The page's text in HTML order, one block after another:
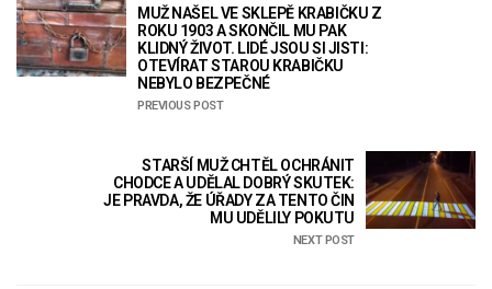
MUŽ NAŠEL VE SKLEPĚ KRABIČKU Z
ROKU 1903 A SKONČIL MU PAK
KLIDNÝ ŽIVOT. LIDÉ JSOU SI JISTI:
OTEVÍRAT STAROU KRABIČKU
NEBYLO BEZPEČNÉ
PREVIOUS POST
STARŠÍ MUŽ CHTĚL OCHRÁNIT
CHODCE A UDĚLAL DOBRÝ SKUTEK:
JE PRAVDA, ŽE ÚŘADY ZA TENTO ČIN
MU UDĚLILY POKUTU
NEXT POST